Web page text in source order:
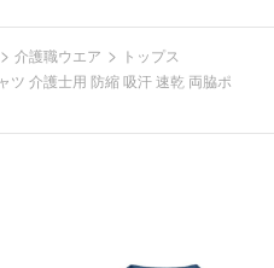
> 介護職ウエア > トップス
ツ 介護士用 防縮 吸汗 速乾 両脇ポ